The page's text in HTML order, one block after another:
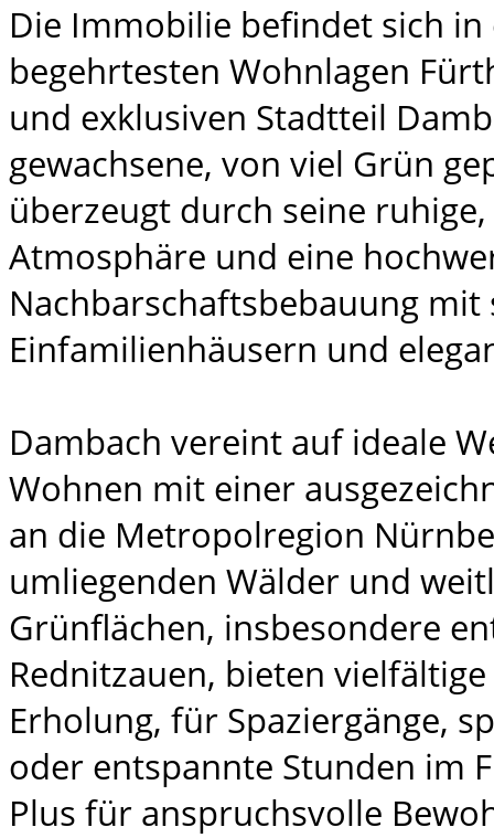
Die Immobilie befindet sich
begehrtesten Wohnlagen
und exklusiven Stadtteil
gewachsene, von viel Grün
überzeugt durch seine
Atmosphäre und eine
Nachbarschaftsbebauung
Einfamilienhäusern und
Dambach vereint auf ideale
Wohnen mit einer
an die Metropolregion
umliegenden Wälder und
Grünflächen, insbesondere
Rednitzauen, bieten
Erholung, für Spaziergänge,
oder entspannte Stunden im
Plus für anspruchsvolle